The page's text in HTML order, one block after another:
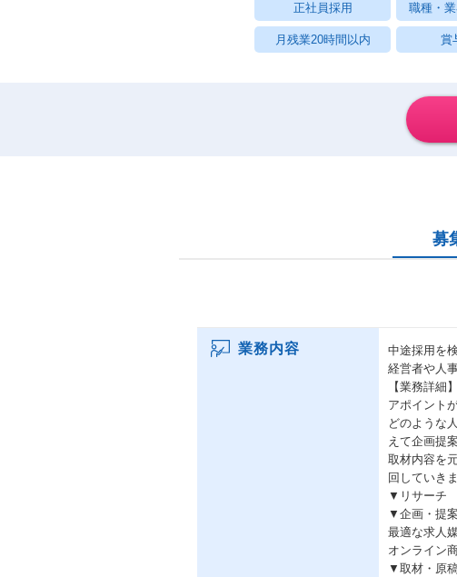
正社員採用 職種・
月残業20時間以内 賞
募
業務内容
中途採用を
経営者や人
【業務詳細
アポイント
どのような
えて企画提案
取材内容を
回していきま
▼リサーチ
▼企画・提
最適な求人
オンライン
▼取材・原